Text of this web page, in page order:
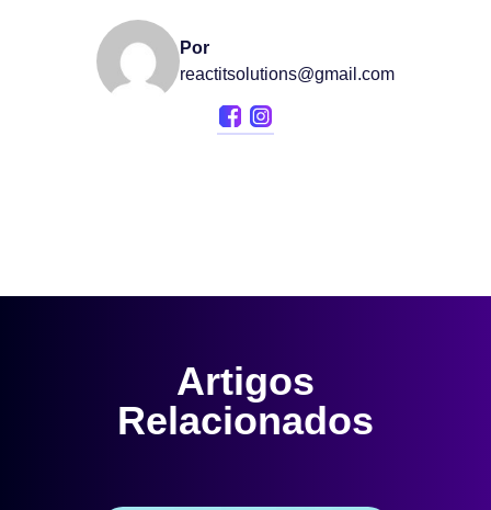
Por
reactitsolutions@gmail.com
Artigos
Relacionados